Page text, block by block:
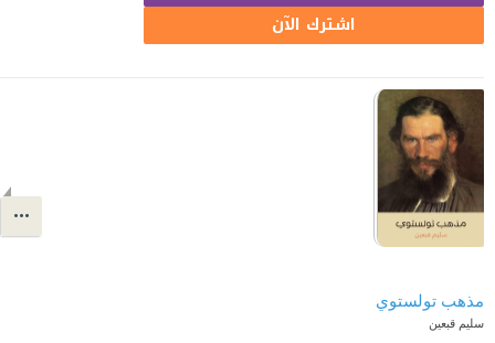
اشترك الآن
مذهب تولستوي
سليم قبعين